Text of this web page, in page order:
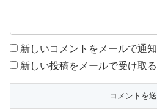
新しいコメントをメールで通知
新しい投稿をメールで受け取る